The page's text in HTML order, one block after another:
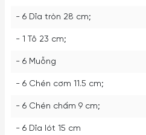
- 6 Dĩa tròn 28 cm;
- 1 Tô 23 cm;
- 6 Muỗng
- 6 Chén cơm 11.5 cm;
- 6 Chén chấm 9 cm;
- 6 Dĩa lót 15 cm